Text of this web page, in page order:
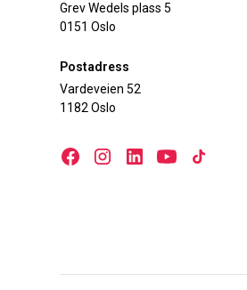
Grev Wedels plass 5
0151 Oslo
Postadress
Vardeveien 52
1182 Oslo